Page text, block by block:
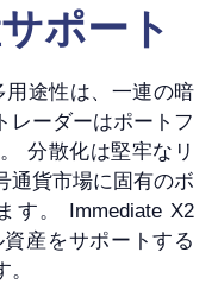
ポート
用途性は、一連の暗
レーダーはポートフ
分散化は堅牢なリ
通貨市場に固有のボ
す。 Immediate X2
産をサポートする